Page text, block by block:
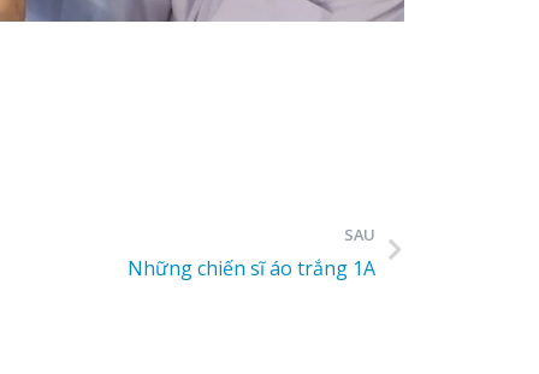
SAU
Những chiến sĩ áo trắng 1A